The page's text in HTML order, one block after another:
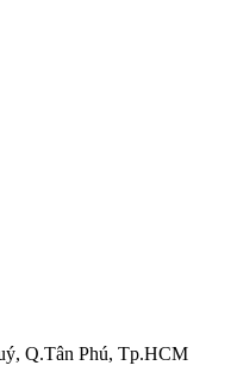
Q.Tân Phú, Tp.HCM